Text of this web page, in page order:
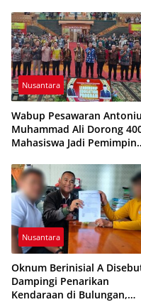
Karakter Generasi Muda
Nusantara
Wabup Pesawaran
Muhammad Ali Dorong
Mahasiswa Jadi Pemimpin
Nusantara
Oknum Berinisial A
Dampingi Penarikan
Kendaraan di Bulungan,